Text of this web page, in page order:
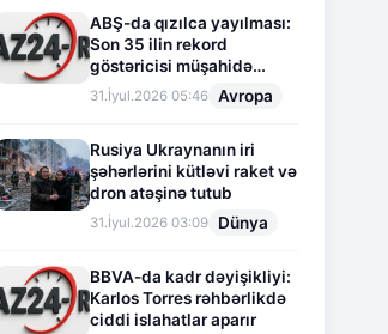
ABŞ-da qızılca yayılması:
Son 35 ilin rekord
göstəricisi müşahidə
olunur
31.İyul.2026 05:46 Avropa
Rusiya Ukraynanın iri
şəhərlərini kütləvi raket və
dron atəşinə tutub
31.İyul.2026 03:09 Dünya
BBVA-da kadr dəyişikliyi:
Karlos Torres rəhbərlikdə
ciddi islahatlar aparır